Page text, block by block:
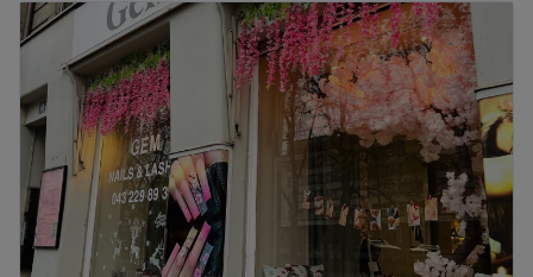
Dienstag
09:00–20:00
Mittwoch
09:00–20:00
Donnerstag
09:00–20:00
Freitag
09:00–20:00
Samstag
09:00–19:00
Sonntag
Geschlossen
Finde den Weg zurück in deine gewohnte Balance bei
Vita Tonus in der Alten Landstrasse 145 in Thalwil. Mittels
regenerierender Massagen kannst du hier entspannen